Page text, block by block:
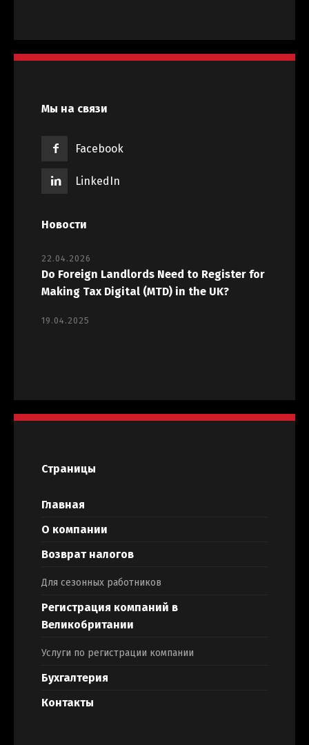
Мы на связи
Facebook
LinkedIn
Новости
22.04.2026
Do Foreign Landlords Need to Register for
Making Tax Digital (MTD) in the UK?
19.04.2025
Страницы
Главная
О компании
Возврат налогов
Для сезонных работников
Регистрация компаний в
Великобритании
Услуги по регистрации компании
Бухгалтерия
Контакты